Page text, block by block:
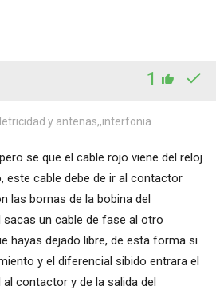
1
y antenas,,interfonia
se que el cable rojo viene del reloj
este cable debe de ir al contactor
las bornas de la bobina del
un cable de fase al otro
hayas dejado libre, de esta forma si
y el diferencial sibido entrara el
contactor y de la salida del